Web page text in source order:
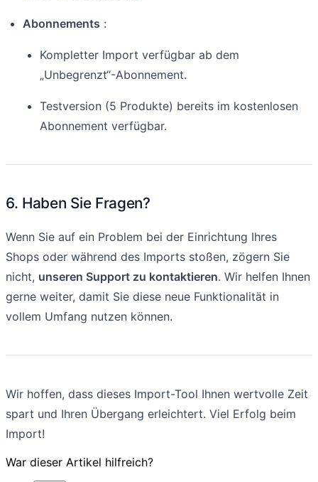
Abonnements :
Kompletter Import verfügbar ab dem
„Unbegrenzt“-Abonnement.
Testversion (5 Produkte) bereits im kostenlosen
Abonnement verfügbar.
6. Haben Sie Fragen?
Wenn Sie auf ein Problem bei der Einrichtung Ihres
Shops oder während des Imports stoßen, zögern Sie
nicht, unseren Support zu kontaktieren. Wir helfen Ihnen
gerne weiter, damit Sie diese neue Funktionalität in
vollem Umfang nutzen können.
Wir hoffen, dass dieses Import-Tool Ihnen wertvolle Zeit
spart und Ihren Übergang erleichtert. Viel Erfolg beim
Import!
War dieser Artikel hilfreich?